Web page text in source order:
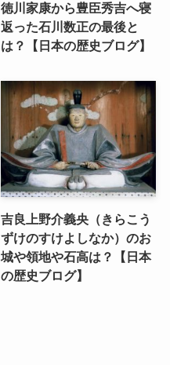
徳川家康から豊臣秀吉へ寝
返った石川数正の最後と
は？【日本の歴史ブログ】
吉良上野介義央（きらこう
ずけのすけよしなか）のお
城や領地や石高は？【日本
の歴史ブログ】